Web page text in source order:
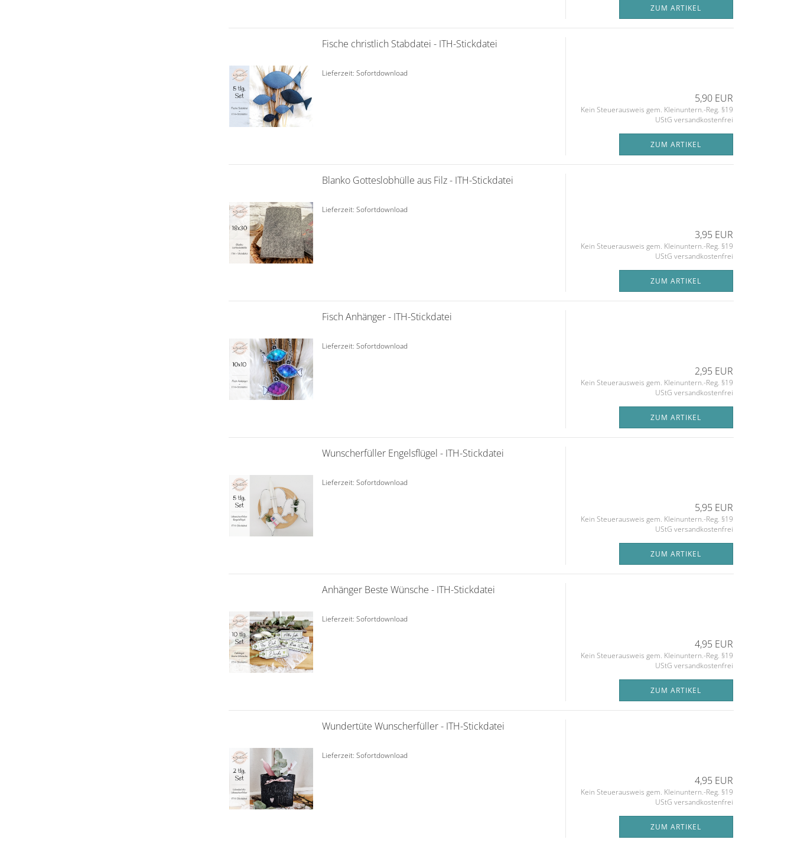
ZUM ARTIKEL
Fische christlich Stabdatei - ITH-Stickdatei
Lieferzeit: Sofortdownload
5,90 EUR
Kein Steuerausweis gem. Kleinuntern.-Reg. §19
UStG versandkostenfrei
ZUM ARTIKEL
Blanko Gotteslobhülle aus Filz - ITH-Stickdatei
Lieferzeit: Sofortdownload
3,95 EUR
Kein Steuerausweis gem. Kleinuntern.-Reg. §19
UStG versandkostenfrei
ZUM ARTIKEL
Fisch Anhänger - ITH-Stickdatei
Lieferzeit: Sofortdownload
2,95 EUR
Kein Steuerausweis gem. Kleinuntern.-Reg. §19
UStG versandkostenfrei
ZUM ARTIKEL
Wunscherfüller Engelsflügel - ITH-Stickdatei
Lieferzeit: Sofortdownload
5,95 EUR
Kein Steuerausweis gem. Kleinuntern.-Reg. §19
UStG versandkostenfrei
ZUM ARTIKEL
Anhänger Beste Wünsche - ITH-Stickdatei
Lieferzeit: Sofortdownload
4,95 EUR
Kein Steuerausweis gem. Kleinuntern.-Reg. §19
UStG versandkostenfrei
ZUM ARTIKEL
Wundertüte Wunscherfüller - ITH-Stickdatei
Lieferzeit: Sofortdownload
4,95 EUR
Kein Steuerausweis gem. Kleinuntern.-Reg. §19
UStG versandkostenfrei
ZUM ARTIKEL